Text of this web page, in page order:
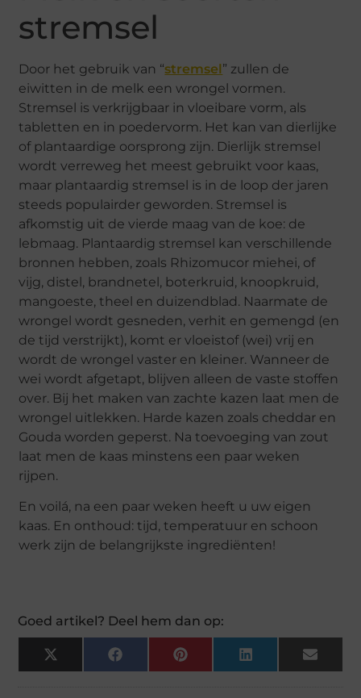
stremsel
Door het gebruik van “stremsel” zullen de
eiwitten in de melk een wrongel vormen.
Stremsel is verkrijgbaar in vloeibare vorm, als
tabletten en in poedervorm. Het kan van dierlijke
of plantaardige oorsprong zijn. Dierlijk stremsel
wordt verreweg het meest gebruikt voor kaas,
maar plantaardig stremsel is in de loop der jaren
steeds populairder geworden. Stremsel is
afkomstig uit de vierde maag van de koe: de
lebmaag. Plantaardig stremsel kan verschillende
bronnen hebben, zoals Rhizomucor miehei, of
vijg, distel, brandnetel, boterkruid, knoopkruid,
mangoeste, theel en duizendblad. Naarmate de
wrongel wordt gesneden, verhit en gemengd (en
de tijd verstrijkt), komt er vloeistof (wei) vrij en
wordt de wrongel vaster en kleiner. Wanneer de
wei wordt afgetapt, blijven alleen de vaste stoffen
over. Bij het maken van zachte kazen laat men de
wrongel uitlekken. Harde kazen zoals cheddar en
Gouda worden geperst. Na toevoeging van zout
laat men de kaas minstens een paar weken
rijpen.
En voilá, na een paar weken heeft u uw eigen
kaas. En onthoud: tijd, temperatuur en schoon
werk zijn de belangrijkste ingrediënten!
Goed artikel? Deel hem dan op:
X
(Twitter)
Facebook Pinterest LinkedIn Email